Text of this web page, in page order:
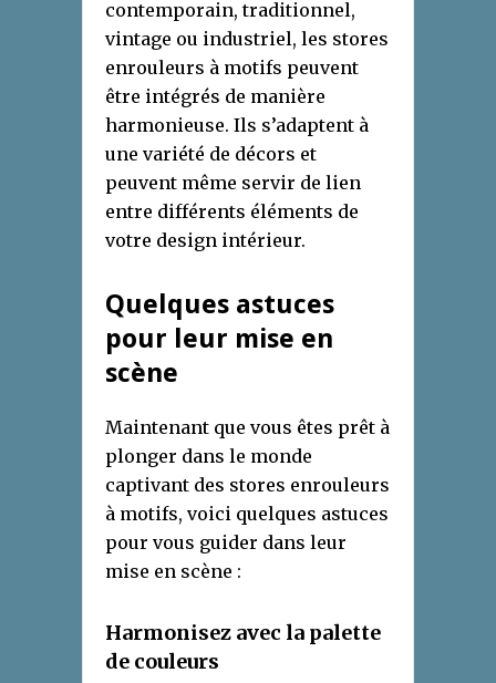
contemporain, traditionnel,
vintage ou industriel, les stores
enrouleurs à motifs peuvent
être intégrés de manière
harmonieuse. Ils s’adaptent à
une variété de décors et
peuvent même servir de lien
entre différents éléments de
votre design intérieur.
Quelques astuces
pour leur mise en
scène
Maintenant que vous êtes prêt à
plonger dans le monde
captivant des stores enrouleurs
à motifs, voici quelques astuces
pour vous guider dans leur
mise en scène :
Harmonisez avec la palette
de couleurs